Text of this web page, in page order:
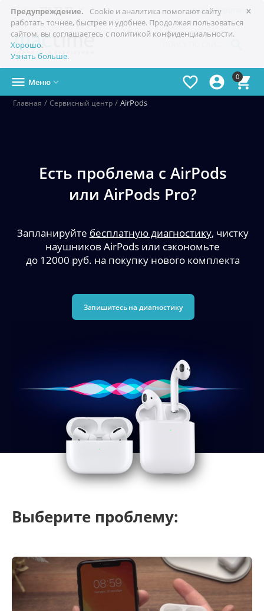
×
Предупреждение.
Cookie и аналитика помогают сайту
работать точнее, быстрее и удобнее. Продолжая пользоваться
сайтом, вы соглашаетесь с политикой конфиденциальности.
Хорошо.
Узнать больше.
Симферополь
+7(978)773-77-77 
0



 Меню 
Главная / Сервисный центр / AirPods
Есть проблема с AirPods
или AirPods Pro?
Запланируйте бесплатную диагностику, чистку
наушников AirPods или сэкономьте
до 12000 руб. на покупку нового комплекта
Запишитесь на диагностику
Выберите проблему: